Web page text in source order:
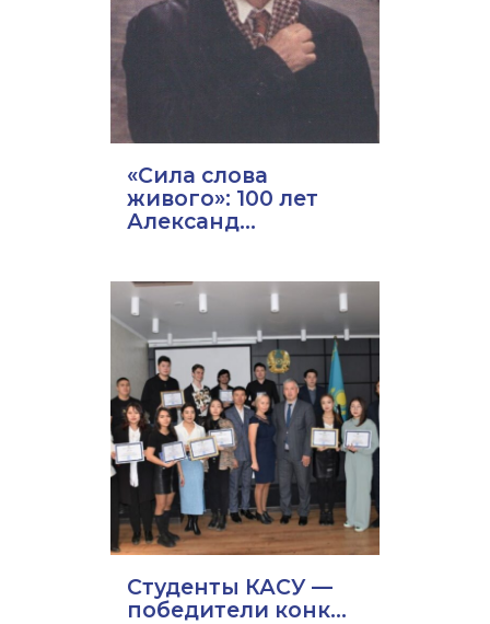
«Сила слова
живого»: 100 лет
Александ...
Студенты КАСУ —
победители конк...